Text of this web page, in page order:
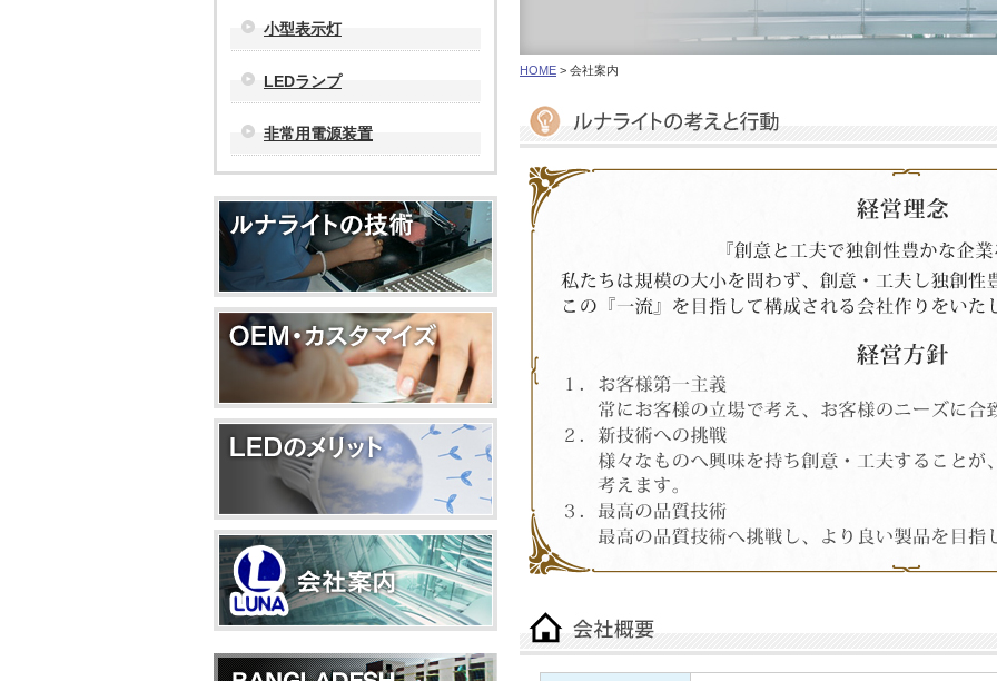
小型表示灯
LEDランプ
非常用電源装置
HOME > 会社案内